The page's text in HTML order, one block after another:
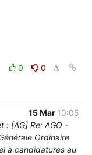
0
0
15 Mar 10:05
: [AG] Re: AGO -
Ordinaire
à candidatures au